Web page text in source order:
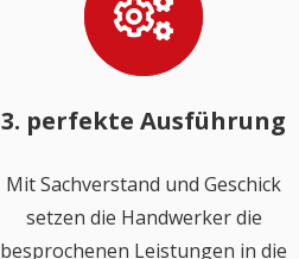
3. perfekte Ausführung
Mit Sachverstand und Geschick
setzen die Handwerker die
besprochenen Leistungen in die